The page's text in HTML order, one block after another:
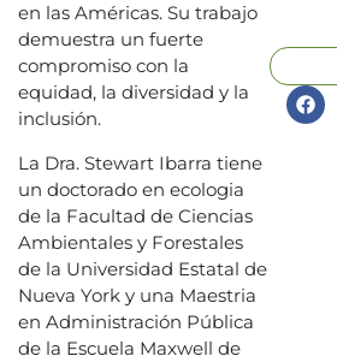
en las Américas. Su trabajo
demuestra un fuerte
compromiso con la
equidad, la diversidad y la
inclusión.
La Dra. Stewart Ibarra tiene
un doctorado en ecologia
de la Facultad de Ciencias
Ambientales y Forestales
de la Universidad Estatal de
Nueva York y una Maestria
en Administración Pública
de la Escuela Maxwell de